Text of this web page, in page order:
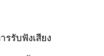
รรับฟังเสียง